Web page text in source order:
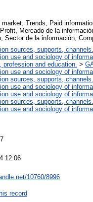
market, Trends, Paid
Mercado de la
Sector de la información,
sources, supports, channels.
use and sociology of
profession and education. >
use and sociology of
sources, supports, channels.
use and sociology of
use and sociology of
sources, supports, channels.
use and sociology of
12:06
10760/8996
record